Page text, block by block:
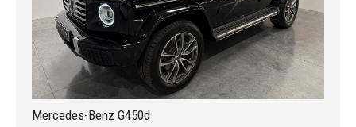
Mercedes-Benz G450d